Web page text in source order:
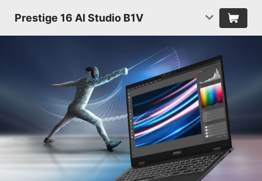
Prestige 16 AI Studio B1V